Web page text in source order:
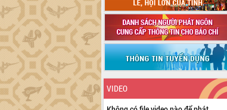
VIDEO